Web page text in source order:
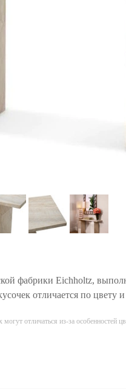
фабрики Eichholtz,
отличается по цвету и
отличаться из-за особенностей